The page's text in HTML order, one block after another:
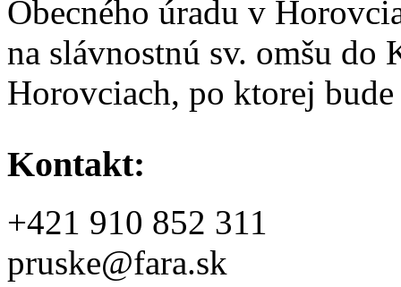
Obecného úradu v
na slávnostnú sv. omšu do
Horovciach, po ktorej
Kontakt:
+421 910 852 311
pruske@fara.sk